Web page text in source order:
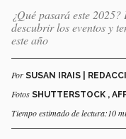
¿Qué pasará este
descubrir los eventos y
este año
Por SUSAN IRAIS |
Fotos SHUTTERSTOCK ,
Tiempo estimado de lectura:10